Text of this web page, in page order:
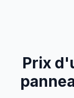
Prix